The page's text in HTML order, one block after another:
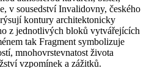
v sousedství Invalidovny, českého
kontury architektonicky
z jednotlivých bloků vytvářejících
tak Fragment symbolizuje
mnohovrstevnatost života
vzpomínek a zážitků.